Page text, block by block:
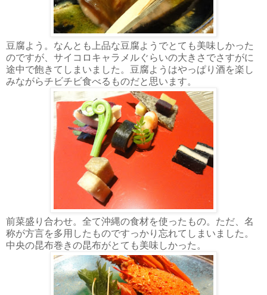
豆腐よう。なんとも上品な豆腐ようでとても美味しかった
のですが、サイコロキャラメルぐらいの大きさでさすがに
途中で飽きてしまいました。豆腐ようはやっぱり酒を楽し
みながらチビチビ食べるものだと思います。
前菜盛り合わせ。全て沖縄の食材を使ったもの。ただ、名
称が方言を多用したものですっかり忘れてしまいました。
中央の昆布巻きの昆布がとても美味しかった。